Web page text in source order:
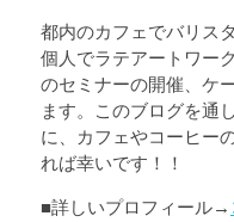
都内のカフェでバリス
個人でラテアートワー
のセミナーの開催、ケ
ます。このブログを通
に、カフェやコーヒー
れば幸いです！！
■詳しいプロフィール→